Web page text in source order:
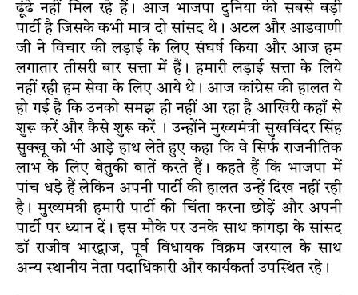
ढूंढे नहीं मिल रहे हैं। आज भाजपा दुनिया की सबसे बड़ी
पार्टी है जिसके कभी मात्र दो सांसद थे। अटल और आडवाणी
जी ने विचार की लड़ाई के लिए संघर्ष किया और आज हम
लगातार तीसरी बार सत्ता में हैं। हमारी लड़ाई सत्ता के लिये
नहीं रही हम सेवा के लिए आये थे। आज कांग्रेस की हालत ये
हो गई है कि उनको समझ ही नहीं आ रहा है आखिरी कहाँ से
शुरू करें और कैसे शुरू करें । उन्होंने मुख्यमंत्री सुखविंदर सिंह
सुक्खू को भी आड़े हाथ लेते हुए कहा कि वे सिर्फ राजनीतिक
लाभ के लिए बेतुकी बातें करते हैं। कहते हैं कि भाजपा में
पांच धड़े हैं लेकिन अपनी पार्टी की हालत उन्हें दिख नहीं रही
है। मुख्यमंत्री हमारी पार्टी की चिंता करना छोड़ें और अपनी
पार्टी पर ध्यान दें। इस मौके पर उनके साथ कांगड़ा के सांसद
डॉ राजीव भारद्वाज, पूर्व विधायक विक्रम जरयाल के साथ
अन्य स्थानीय नेता पदाधिकारी और कार्यकर्ता उपस्थित रहे।